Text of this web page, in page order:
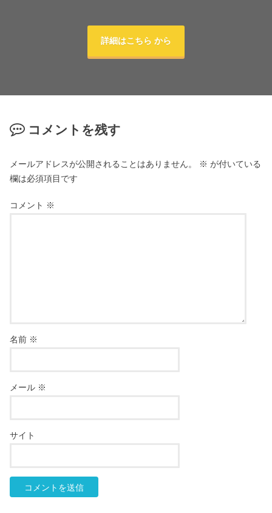
詳細はこちら から
コメントを残す
メールアドレスが公開されることはありません。 ※ が付いている
欄は必須項目です
コメント ※
名前 ※
メール ※
サイト